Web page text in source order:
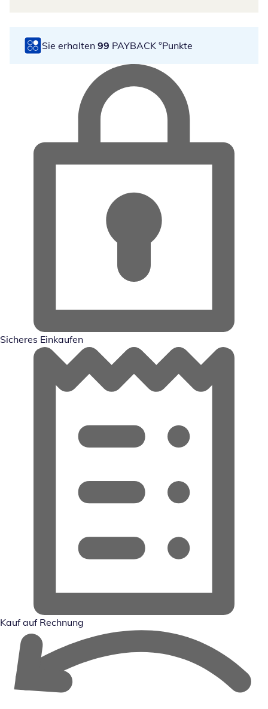
Sie erhalten 99 PAYBACK °Punkte
Sicheres Einkaufen
Kauf auf Rechnung